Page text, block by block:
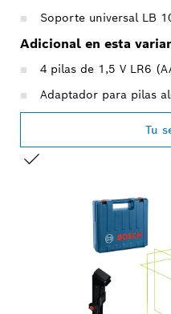
Soporte universal LB
Adicional en esta
4 pilas de 1,5 V LR6
Adaptador para pilas
Tu